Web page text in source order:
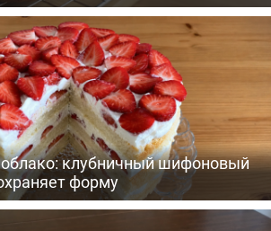
клубничный шифоновый
форму